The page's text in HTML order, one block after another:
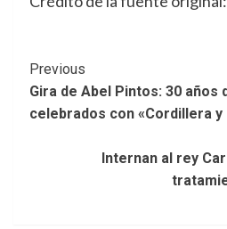
Post
Navigation
Previous
Gira de Abel Pintos: 30 años
celebrados con «Cordillera y
Internan al rey